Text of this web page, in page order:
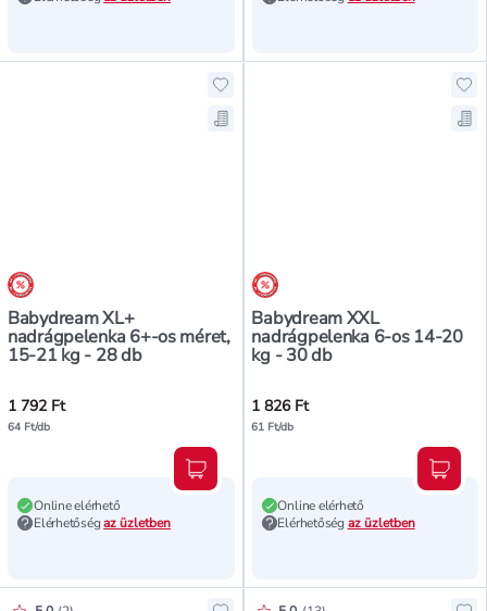
árréscsökkentés
Babydream XL+
nadrágpelenka 6+-os méret,
15-21 kg - 28 db
Hozzáadás a kedvencekhez,
Mentés a bevásárló listára,
1 792 Ft
64 Ft/db
Online elérhető
Elérhetőségaz üzletben
Kosárba teszem
árréscsökkentés
Babydream XXL
nadrágpelenka 6-os 14-20
kg - 30 db
1 826 Ft
61 Ft/db
Online elérhető
Elérhetőség az üzletben